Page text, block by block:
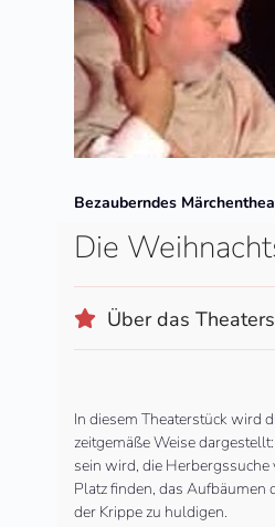
Bezauberndes
Die
Über das
In diesem Theaterstück wird
zeitgemäße Weise
sein wird, die Herbergssuche
Platz finden, das Aufbäumen
der Krippe zu huldigen.